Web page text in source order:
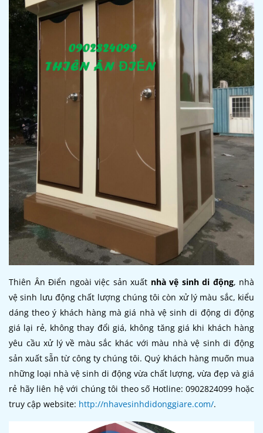
Thiên Ân Điển ngoài việc sản xuất nhà vệ sinh di động, nhà
vệ sinh lưu động chất lượng chúng tôi còn xử lý màu sắc, kiểu
dáng theo ý khách hàng mà giá nhà vệ sinh di động di động
giá lại rẻ, không thay đổi giá, không tăng giá khi khách hàng
yêu cầu xử lý về màu sắc khác với màu nhà vệ sinh di động
sản xuất sẵn từ công ty chúng tôi. Quý khách hàng muốn mua
những loại nhà vệ sinh di động vừa chất lượng, vừa đẹp và giá
rẻ hãy liên hệ với chúng tôi theo số Hotline: 0902824099 hoặc
truy cập website: http://nhavesinhdidonggiare.com/.